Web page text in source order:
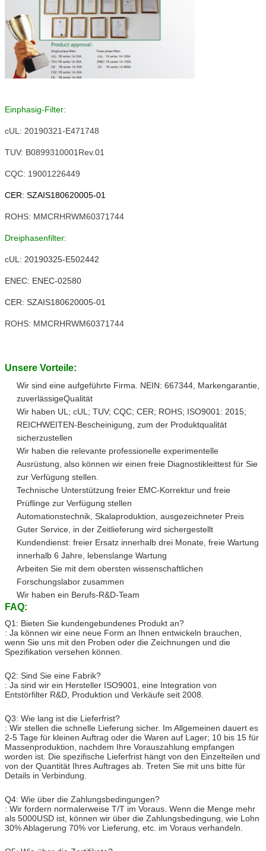
Einphasig-Filter:
cUL: 20190321-E471748
TUV: B0899310001Rev.01
CQC: 19001226449
CER: SZAIS180620005-01
ROHS: MMCRHRWM60371744
Dreiphasenfilter:
cUL: 20190325-E502442
ENEC: ENEC-02580
CER: SZAIS180620005-01
ROHS: MMCRHRWM60371744
Unsere Vorteile:
Wir sind eine aufgeführte Firma. NEIN: 667344, Markengarantie,
zuverlässigeQualität
Wir haben UL; cUL; TUV; CQC; CER; ROHS; ISO9001: 2015;
REICHWEITEN-Bescheinigung, zum der Produktqualität
sicherzustellen
Wir haben die relevante professionelle experimentelle
Ausrüstung, also können wir einen freie Diagnostikleittest für Sie
zur Verfügung stellen.
Technische Unterstützung freier EMC-Korrektur und freie
Prüflinge zur Verfügung stellen
Automationstechnik, Skalaproduktion, ausgezeichneter Preis
Guter Service, in der Zeitlieferung wird sichergestellt
Kundendienst: freier Ersatz innerhalb drei Monate, freie Wartung
innerhalb 6 Jahre, lebenslange Wartung
Arbeiten Sie mit dem obersten wissenschaftlichen
Forschungslabor zusammen
Wir haben ein Berufs-R&D-Team
FAQ:
Q1: Bieten Sie kundengebundenes Produkt an?
: Ja können wir eine neue Form an Ihnen entwickeln brauchen,
wenn Sie uns mit den Proben oder die Zeichnungen und die
Spezifikation versehen können.
Q2: Sind Sie eine Fabrik?
: Ja sind wir ein Hersteller ISO9001, eine Integration von
Entstörfilter R&D, Produktion und Verkäufe seit 2008.
Q3: Wie lang ist die Lieferfrist?
: Wir stellen die schnelle Lieferung sicher. Im Allgemeinen dauert es
2-5 Tage für kleinen Auftrag oder die Waren auf Lager; 10 bis 15 für
Massenproduktion, nachdem Ihre Vorauszahlung empfangen
worden ist. Die spezifische Lieferfrist hängt von den Einzelteilen und
von der Quantität Ihres Auftrages ab. Treten Sie mit uns bitte für
Details in Verbindung.
Q4: Wie über die Zahlungsbedingungen?
: Wir fordern normalerweise T/T im Voraus. Wenn die Menge mehr
als 5000USD ist, können wir über die Zahlungsbedingung, wie Lohn
30% Ablagerung 70% vor Lieferung, etc. im Voraus verhandeln.